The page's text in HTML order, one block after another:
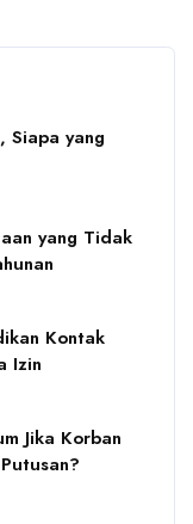
Siapa yang
yang Tidak
Kontak
Izin
Jika Korban